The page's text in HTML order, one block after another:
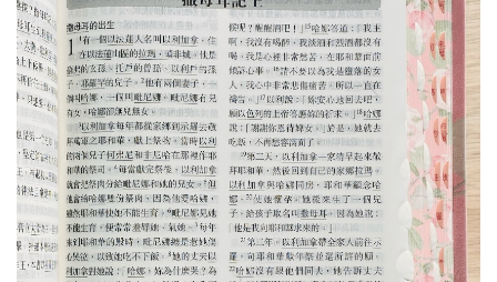
電子書
基道 Top 50